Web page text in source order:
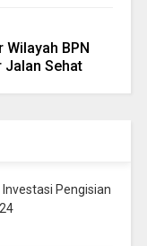
Wilayah BPN
Jalan Sehat
Pengisian